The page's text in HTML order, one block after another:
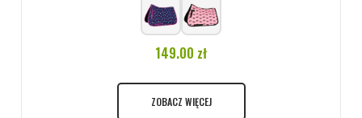
149.00 zł
ZOBACZ WIĘCEJ